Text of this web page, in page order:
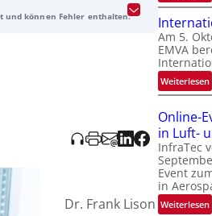
bleibt dem
und können Fehler enthalten.
Dr. Frank Lison
a
‚
y
r
Am 5.
EMVA
Weiterlesen:
I
t
r
t
Online-
in Luft-
InfraTec
Event
in
Weiterlesen: